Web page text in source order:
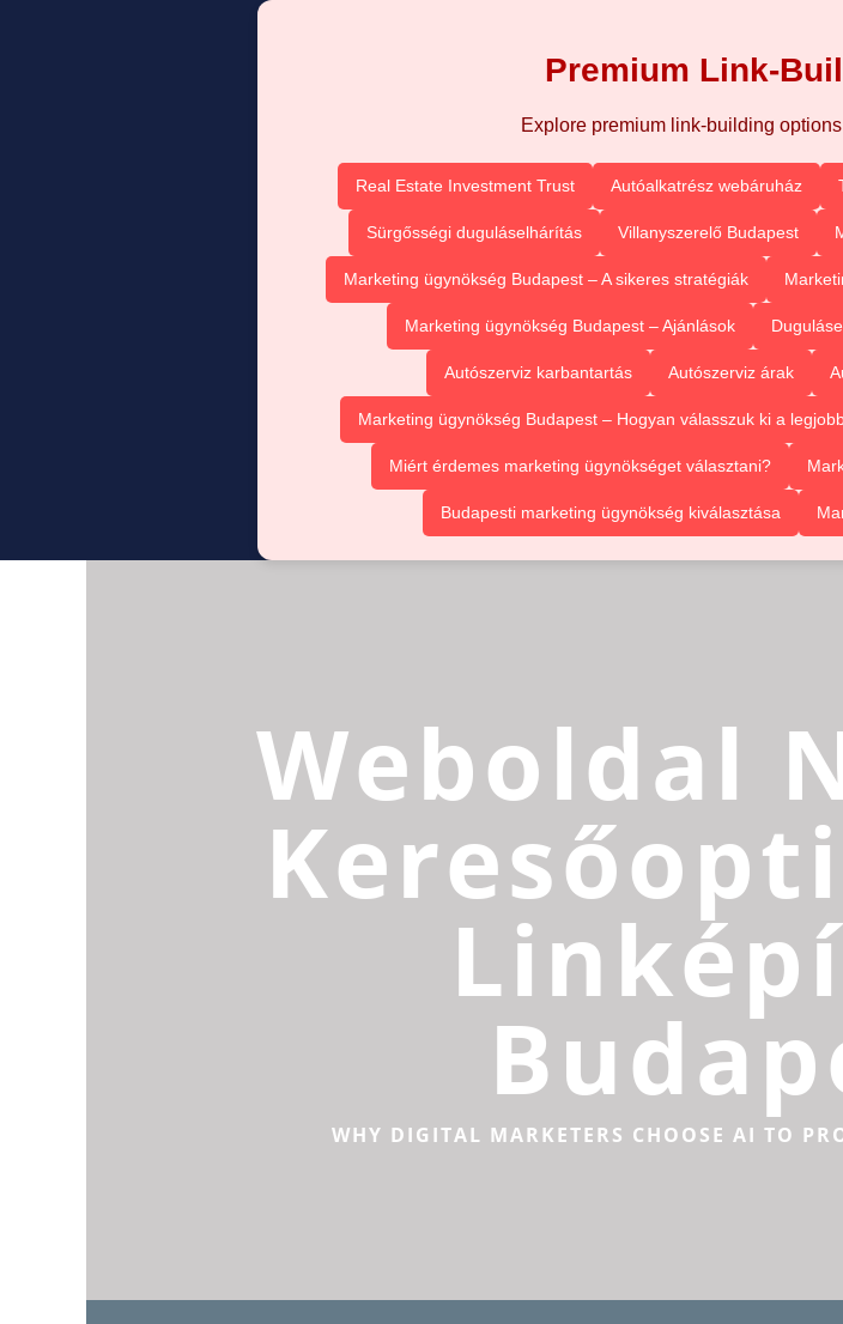
Premium Link-
Explore premium link-building
Real Estate Investment Trust Autóalkatrész webáruház
Sürgősségi duguláselhárítás Villanyszerelő Budapest
Marketing ügynökség Budapest – A sikeres stratégiák
Marketing ügynökség Budapest – Ajánlások
Autószerviz karbantartás Autószerviz árak
Marketing ügynökség Budapest – Hogyan válasszuk ki a
Miért érdemes marketing ügynökséget választani?
Budapesti marketing ügynökség kiválasztása
Weboldal
WHY DIGITAL MARKETERS CHOOSE AI TO